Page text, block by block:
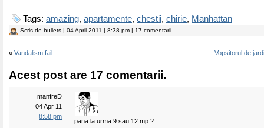
Tags: amazing, apartamente, chestii, chirie, Manhattan
Scris de bullets | 04 April 2011 | 8:38 pm | 17 comentarii
« Vandalism fail Vopsitorul de
Acest post are 17 comentarii.
manfreD
04 Apr 11
8:58 pm
pana la urma 9 sau 12 mp ?